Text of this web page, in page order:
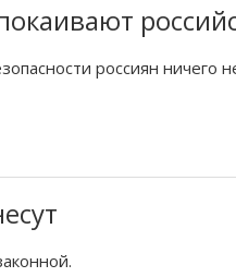
россиян ничего